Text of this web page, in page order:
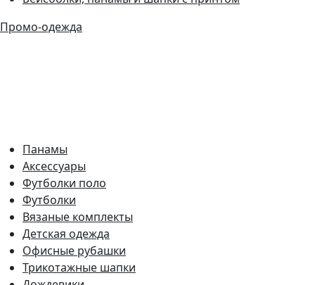
Промо-одежда
Панамы
Аксессуары
Футболки поло
Футболки
Вязаные комплекты
Детская одежда
Офисные рубашки
Трикотажные шапки